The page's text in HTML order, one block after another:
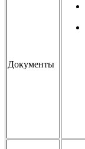
Документы